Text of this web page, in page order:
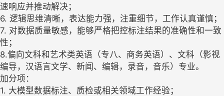
速响应并推动解决；
6. 逻辑思维清晰，表达能力强，注重细节，工作认真谨慎；
7. 对数据质量敏感，能够严格把控标注结果的准确性和一致
性；
8.偏向文科和艺术类英语（专八、商务英语）、文科（影视
编导，汉语言文学、新闻、编辑，录音，音乐）专业。
加分项：
1. 大模型数据标注、质检或相关领域工作经验；